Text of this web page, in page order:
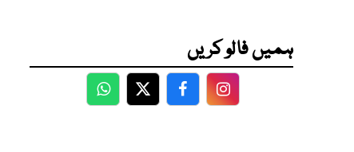
ہمیں فالو کریں
WhatsApp
TwitterFacebookFacebook